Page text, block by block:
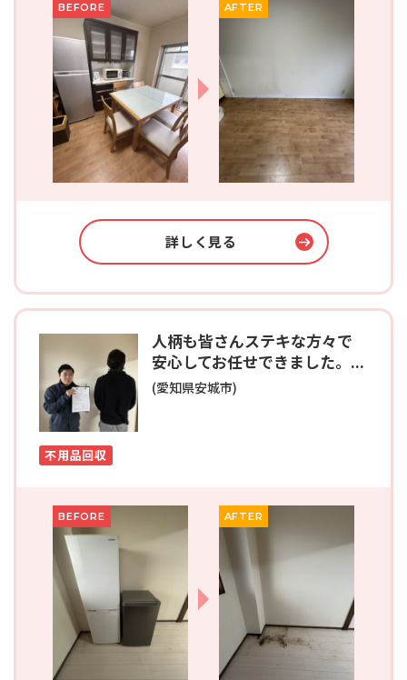
BEFORE AFTER
詳しく見る
人柄も皆さんステキな方々で
安心してお任せできました。...
(愛知県安城市)
不用品回収
BEFORE AFTER